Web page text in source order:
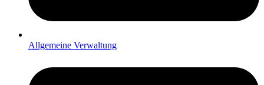
Allgemeine Verwaltung